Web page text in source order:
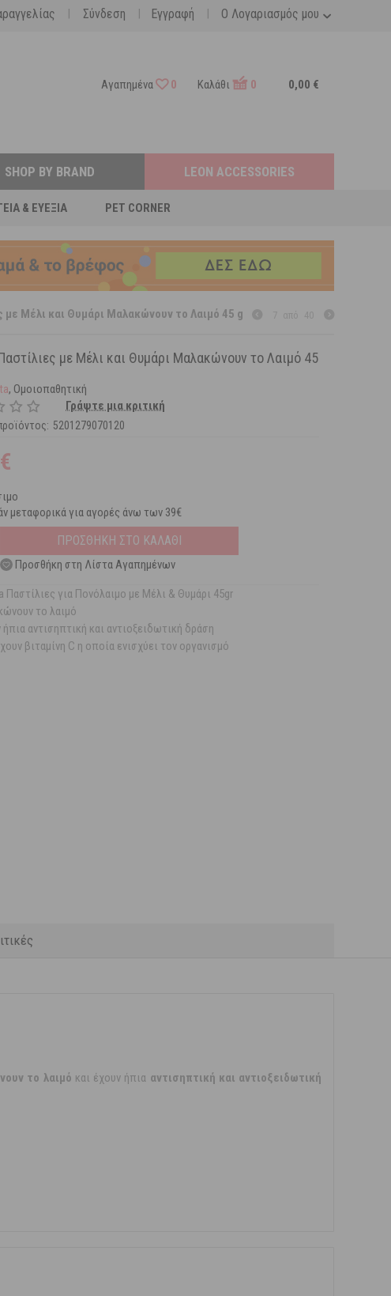
Ο Λογαριασμός μου
| Σύνδεση | Εγγραφή |
Αγαπημένα 0 Καλάθι 0 0,00 €
& ΕΥΕΞΊΑ PET CORNER
SHOP BY BRAND LEON ACCESSORIES
με Μέλι και Θυμάρι Μαλακώνουν το Λαιμό 45 g
με Μέλι και Θυμάρι Μαλακώνουν το Λαιμό 45
, Ομοιοπαθητική
Γράψτε μια κριτική
5201279070120
€
μεταφορικά για αγορές άνω των 39€
ΠΡΟΣΘΗΚΗ ΣΤΟ ΚΑΛΑΘΙ
Προσθήκη στη Λίστα Αγαπημένων
Παστίλιες για Πονόλαιμο με Μέλι & Θυμάρι 45gr
το λαιμό
αντισηπτική και αντιοξειδωτική δράση
βιταμίνη C η οποία ενισχύει τον οργανισμό
το λαιμό και έχουν ήπια αντισηπτική και αντιοξειδωτική